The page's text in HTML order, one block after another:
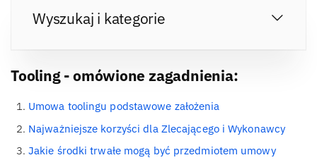
Wyszukaj i kategorie
Tooling - omówione zagadnienia:
Umowa toolingu podstawowe założenia
Najważniejsze korzyści dla Zlecającego i Wykonawcy
Jakie środki trwałe mogą być przedmiotem umowy